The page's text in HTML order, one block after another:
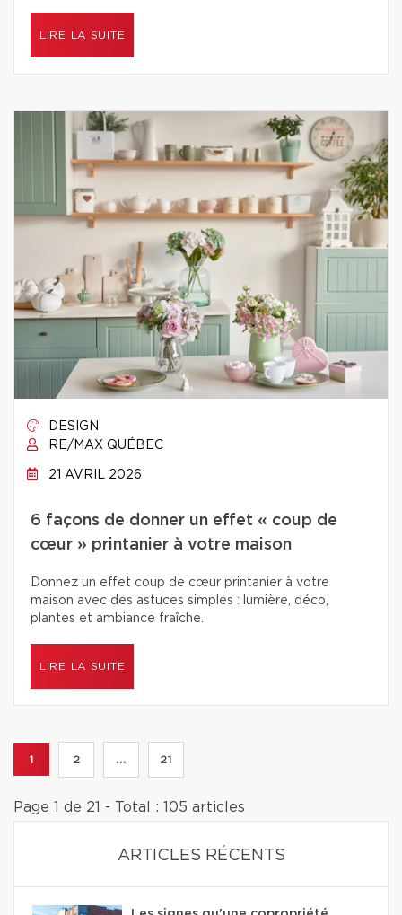
LIRE LA SUITE
DESIGN
RE/MAX QUÉBEC
21 AVRIL 2026
6 façons de donner un effet « coup de
cœur » printanier à votre maison
Donnez un effet coup de cœur printanier à votre
maison avec des astuces simples : lumière, déco,
plantes et ambiance fraîche.
LIRE LA SUITE
1 2 ... 21
Page 1 de 21 - Total : 105 articles
ARTICLES RÉCENTS